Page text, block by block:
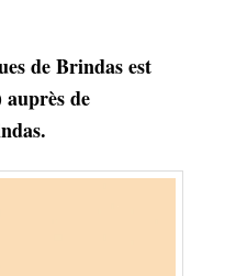
de Brindas est
de